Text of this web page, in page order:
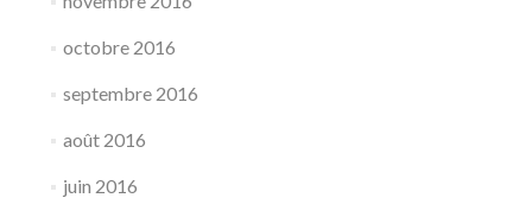
octobre 2016
septembre 2016
août 2016
juin 2016